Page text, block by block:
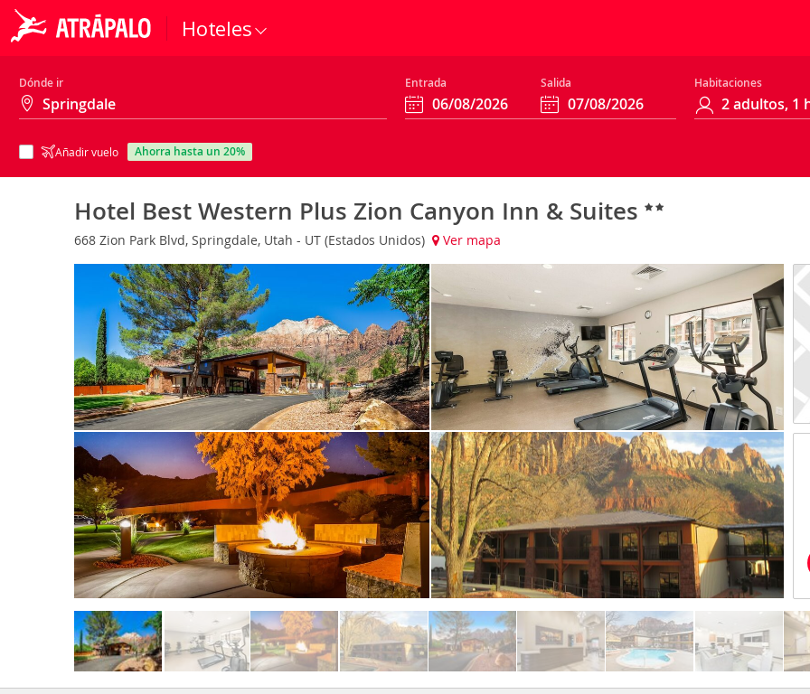
Hoteles
Dónde ir Entrada Salida Habitaciones
Añadir vuelo ahorra hasta un 20%
Hotel Best Western Plus Zion Canyon Inn & Suites
668 Zion Park Blvd, Springdale, Utah - UT (Estados Unidos) Ver mapa